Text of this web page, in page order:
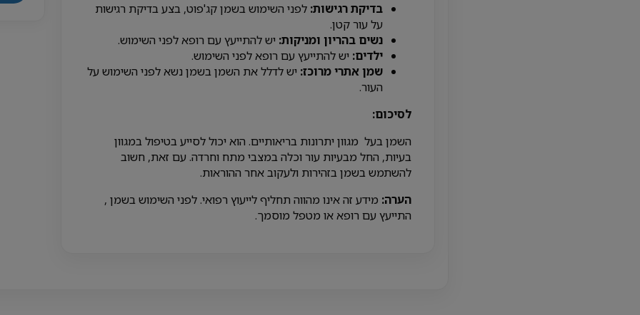
בדיקת רגישות: לפני השימוש בשמן קג'פוט, בצע בדיקת רגישות
על עור קטן.
נשים בהריון ומניקות: יש להתייעץ עם רופא לפני השימוש.
ילדים: יש להתייעץ עם רופא לפני השימוש.
שמן אתרי מרוכז: יש לדלל את השמן בשמן נשא לפני השימוש על
העור.
לסיכום:
השמן בעל מגוון יתרונות בריאותיים. הוא יכול לסייע בטיפול במגוון
בעיות, החל מבעיות עור וכלה במצבי מתח וחרדה. עם זאת, חשוב
להשתמש בשמן בזהירות ולעקוב אחר ההוראות.
הערה: מידע זה אינו מהווה תחליף לייעוץ רפואי. לפני השימוש בשמן ,
התייעץ עם רופא או מטפל מוסמך.